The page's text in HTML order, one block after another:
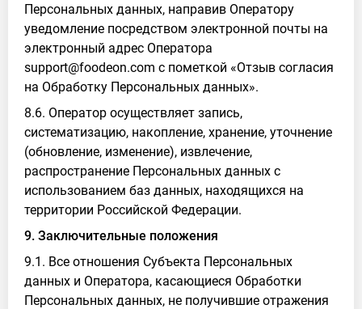
Персональных данных, направив Оператору
уведомление посредством электронной почты на
электронный адрес Оператора
support@foodeon.com с пометкой «Отзыв согласия
на Обработку Персональных данных».
8.6. Оператор осуществляет запись,
систематизацию, накопление, хранение, уточнение
(обновление, изменение), извлечение,
распространение Персональных данных с
использованием баз данных, находящихся на
территории Российской Федерации.
9. Заключительные положения
9.1. Все отношения Субъекта Персональных
данных и Оператора, касающиеся Обработки
Персональных данных, не получившие отражения